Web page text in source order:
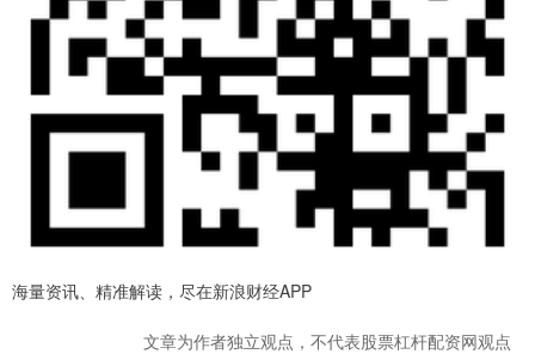
海量资讯、精准解读，尽在新浪财经APP
文章为作者独立观点，不代表股票杠杆配资网观点